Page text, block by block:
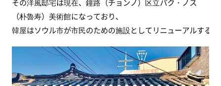
その洋風邸宅は現在、鐘路（チョンノ）区立パク・ノス
（朴魯寿）美術館になっており、
韓屋はソウル市が市民のための施設としてリニューアルする